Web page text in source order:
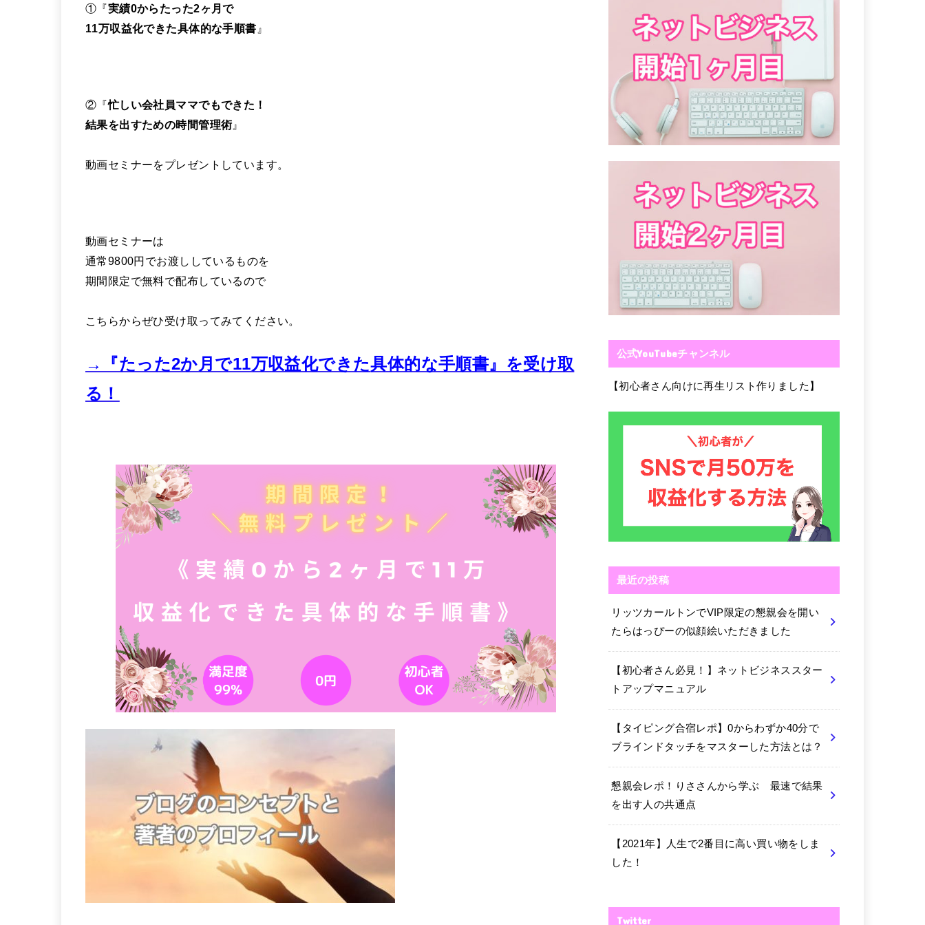
①『実績0からたった2ヶ月で
11万収益化できた具体的な手順書 』
②『忙しい会社員ママでもできた！
結果を出すための時間管理術』
動画セミナーをプレゼントしています。
動画セミナーは
通常9800円でお渡ししているものを
期間限定で無料で配布しているので
こちらからぜひ受け取ってみてください。
→『たった2か月で11万収益化できた具体的な手順書』を受け取
る！
公式YouTubeチャンネル
【初心者さん向けに再生リスト作りました】
最近の投稿
リッツカールトンでVIP限定の懇親会を開い
たらはっぴーの似顔絵いただきました
【初心者さん必見！】ネットビジネススター
トアップマニュアル
【タイピング合宿レポ】0からわずか40分で
ブラインドタッチをマスターした方法とは？
懇親会レポ！りささんから学ぶ 最速で結果
を出す人の共通点
【2021年】人生で2番目に高い買い物をしま
した！
Twitter